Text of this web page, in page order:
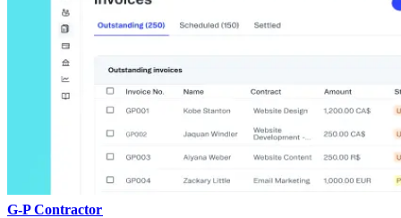
G-P Contractor​​